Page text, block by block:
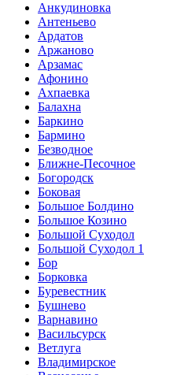
Анкудиновка
Антеньево
Ардатов
Аржаново
Арзамас
Афонино
Ахпаевка
Балахна
Баркино
Бармино
Безводное
Ближне-Песочное
Богородск
Боковая
Большое Болдино
Большое Козино
Большой Суходол
Большой Суходол 1
Бор
Борковка
Буревестник
Бушнево
Варнавино
Васильсурск
Ветлуга
Владимирское